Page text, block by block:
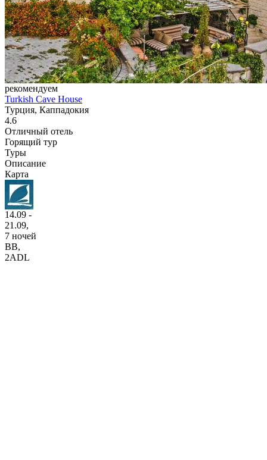
рекомендуем
Turkish Cave House
Турция, Каппадокия
4.6
Отличный отель
Горящий тур
Туры
Описание
Карта
14.09 -
21.09,
7 ночей
BB,
2ADL